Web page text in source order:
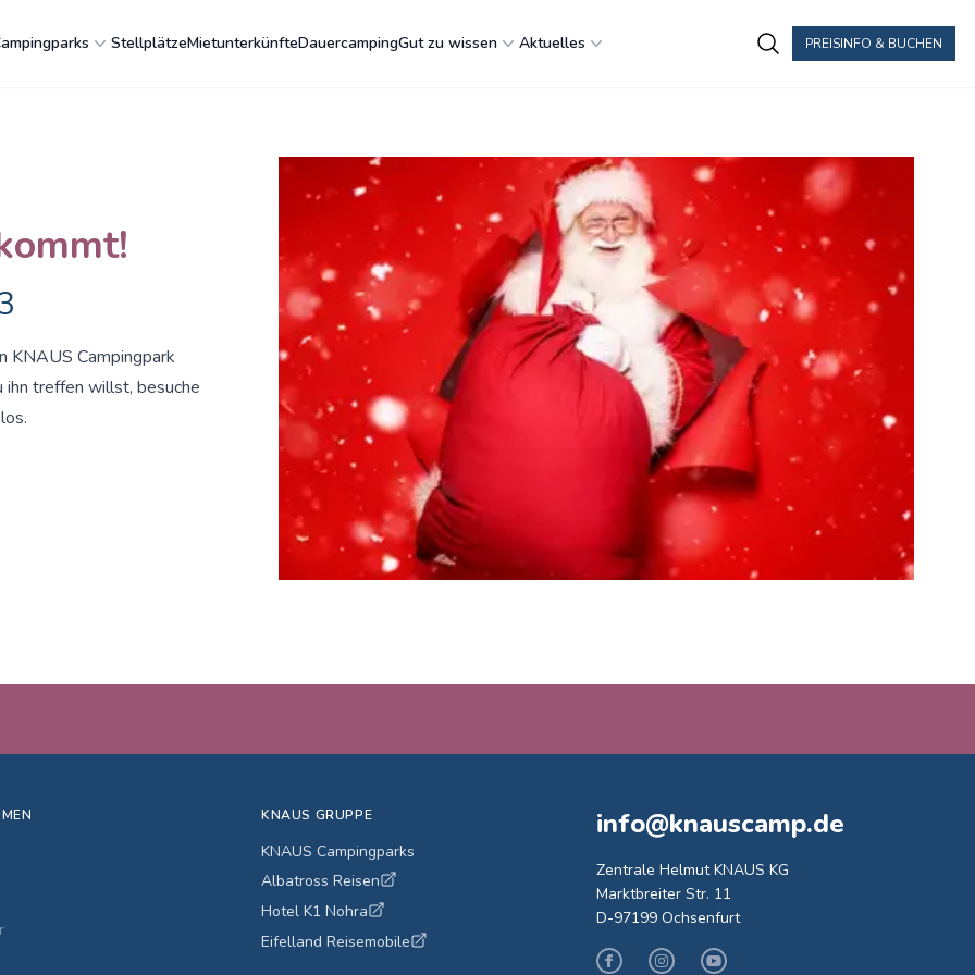
PREISINFO & BUCHEN
StellplätzeMietunterkünfteDauercampingGut zu wissen Aktuelles
KNAUS Campingpark
ihn treffen willst, besuche
KNAUS GRUPPE
KNAUS Campingparks
Albatross Reisen
Hotel K1 Nohra
Eifelland Reisemobile
info@knauscamp.de
Zentrale Helmut KNAUS KG
Marktbreiter Str. 11
D-97199 Ochsenfurt
FacebookInstagramYoutube